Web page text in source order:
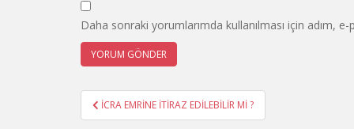
Daha sonraki yorumlarımda kullanılması için adım,
Yazı
gezinmesi
İCRA EMRİNE İTİRAZ EDİLEBİLİR Mİ ?